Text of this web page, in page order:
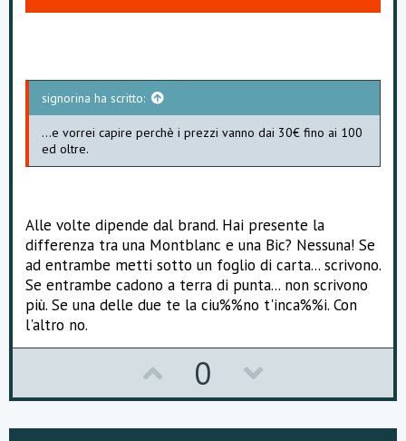
signorina ha scritto:
...e vorrei capire perchè i prezzi vanno dai 30€ fino ai 100
ed oltre.
Alle volte dipende dal brand. Hai presente la
differenza tra una Montblanc e una Bic? Nessuna! Se
ad entrambe metti sotto un foglio di carta... scrivono.
Se entrambe cadono a terra di punta... non scrivono
più. Se una delle due te la ciu%%no t'inca%%i. Con
l'altro no.
p
0
o